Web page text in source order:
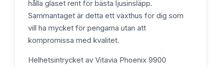
hålla glaset rent för bästa ljusinsläpp.
Sammantaget är detta ett växthus för dig som
vill ha mycket för pengarna utan att
kompromissa med kvalitet.
Helhetsintrycket av Vitavia Phoenix 9900